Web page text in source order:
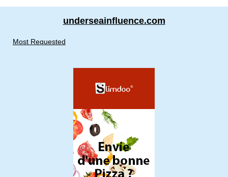
underseainfluence.com
Most Requested